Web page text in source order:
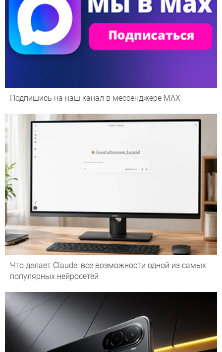
Подпишись на наш канал в мессенджере МАХ
Что делает Сlaude: все возможности одной из самых
популярных нейросетей